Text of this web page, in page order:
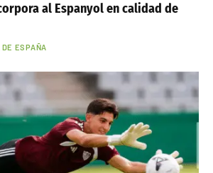
al Espanyol en calidad de
DE ESPAÑA